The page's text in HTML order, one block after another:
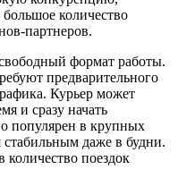
количество
партнеров.
формат работы.
предварительного
Курьер может
и сразу начать
популярен в крупных
стабильным даже в будни.
количество поездок